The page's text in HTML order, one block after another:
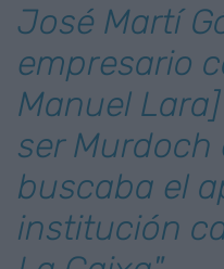
José Martí
empresario
Manuel
ser Murdoch
buscaba el
institución